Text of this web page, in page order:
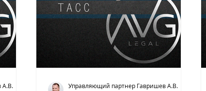
Москва24 СП Прайм Metro
Вести.ru КО
НОВОСТИ
А.В.
Управляющий партнер Гавришев А.В.